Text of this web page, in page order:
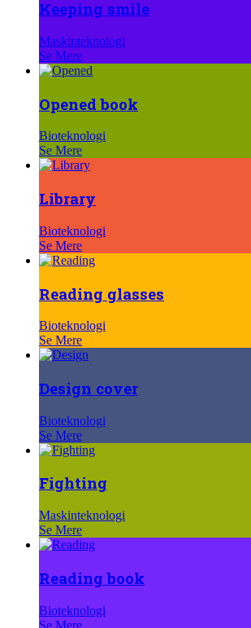
Keeping smile
Maskinteknologi
Se Mere
Opened book
Bioteknologi
Se Mere
Library
Bioteknologi
Se Mere
Reading glasses
Bioteknologi
Se Mere
Design cover
Bioteknologi
Se Mere
Fighting
Maskinteknologi
Se Mere
Reading book
Bioteknologi
Se Mere